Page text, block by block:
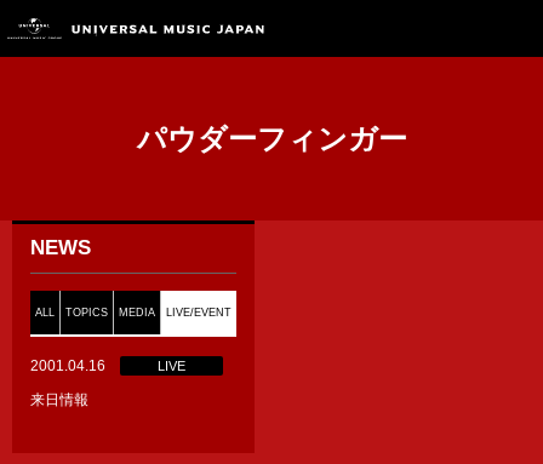
パウダーフィンガー
NEWS
ALL TOPICS MEDIA LIVE/EVENT
2001.04.16 LIVE
来日情報